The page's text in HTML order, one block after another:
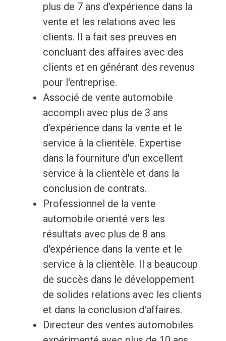
plus de 7 ans d'expérience dans la
vente et les relations avec les
clients. Il a fait ses preuves en
concluant des affaires avec des
clients et en générant des revenus
pour l'entreprise.
Associé de vente automobile
accompli avec plus de 3 ans
d'expérience dans la vente et le
service à la clientèle. Expertise
dans la fourniture d'un excellent
service à la clientèle et dans la
conclusion de contrats.
Professionnel de la vente
automobile orienté vers les
résultats avec plus de 8 ans
d'expérience dans la vente et le
service à la clientèle. Il a beaucoup
de succès dans le développement
de solides relations avec les clients
et dans la conclusion d'affaires.
Directeur des ventes automobiles